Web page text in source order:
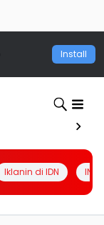
Install
Iklanin di IDN